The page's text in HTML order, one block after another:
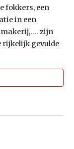
fokkers, een
in een
zijn
rijkelijk gevulde